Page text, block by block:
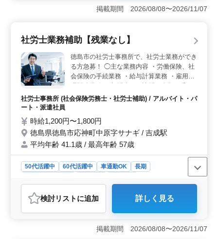
日、1日4時間から勤務が可能で、残業もなく休日もしっ
かり確保されています。また、育児休業の取得実績もあ
活かせる業務内容＞ 労働保険や社会保険の手続き、労
務トラブル対応、就業規則の作成・改訂など、社労士業
務全般に関わる業務に携わることができます。今までに
培った実務経験を活かしつつ、スキルの向上も期待でき
るポジションです。 ＜シニア層の活躍を応援＞ 50
代・60代のスタッフも活躍中で、年齢を問わず意欲ある
人材を歓迎しています。ブランクがあっても応募しやす
く、シニア層が長く働きやすい雇用環境が整っているた
め、年齢を気にせず自分の経験を活かすチャンスです。
掲載期間 2026/08/08〜2026/11/07
社労士業務補助【残業なし】
徳島市の社労士事務所で、社労士業務ができ
る方急募！ ◯主な業務内容 ・労働保険、社
会保険の手続業務 ・給与計算業務 ・雇用管
理関連業務 ・顧問先への訪問（書類の受け
渡し、内容説明） ・助成金業務 ＊外回りは
ークライフバランス重視の働き方が可能で
す！ ※退職金あり ※残業なし 社労士資格お
持ちの方、社労士事務所経験10年以上の方
は条件面優遇します！
社労士事務所 (社会保険労務士・社労士補助) / アルバイト・パ
ート・派遣社員
時給1,200円〜1,800円
徳島県徳島市応神町中原字サナギ / 吉成駅
平均年齢 41.1歳 / 最高年齢 57歳
50代活躍中 60代活躍中 車通勤OK
長期
社労士事務所
おすすめポイント
＜働きやすい環境とワークライフバランス＞ この求人
は「残業なし」で、さらに週3〜5日の勤務日数を選べる
ため、自分の生活スタイルやプライベートを重視しなが
検討リスト に追加 詳しく見る
掲載期間 2026/08/08〜2026/11/07